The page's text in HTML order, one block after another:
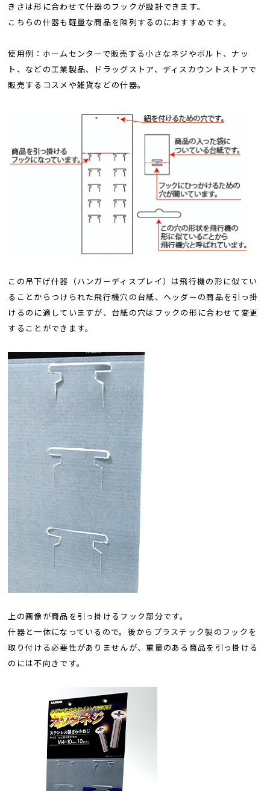
きさは形に合わせて什器のフックが設計できます。
こちらの什器も軽量な商品を陳列するのにおすすめです。
使用例：ホームセンターで販売する小さなネジやボルト、ナッ
ト、などの工業製品、ドラッグストア、ディスカウントストアで
販売するコスメや雑貨などの什器。
この吊下げ什器（ハンガーディスプレイ）は飛行機の形に似てい
ることからつけられた飛行機穴の台紙、ヘッダーの商品を引っ掛
けるのに適していますが、台紙の穴はフックの形に合わせて変更
することができます。
上の画像が商品を引っ掛けるフック部分です。
什器と一体になっているので。後からプラスチック製のフックを
取り付ける必要性がありませんが、重量のある商品を引っ掛ける
のには不向きです。